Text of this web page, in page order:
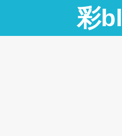
彩